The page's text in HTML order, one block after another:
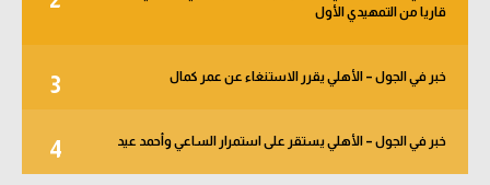
قاريا من التمهيدي الأول
3 خبر في الجول – الأهلي يقرر الاستنغاء عن عمر كمال
4 خبر في الجول – الأهلي يستقر على استمرار الساعي وأحمد عيد